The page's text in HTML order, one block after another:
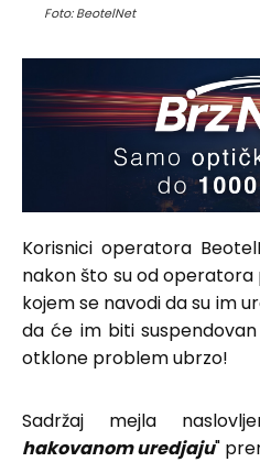
Foto: BeotelNet
Korisnici operatora
nakon što su od operatora
kojem se navodi da su im
da će im biti
otklone problem ubrzo!
Sadržaj mejla
hakovanom uredjaju"